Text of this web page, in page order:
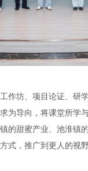
作坊、项目论证、研
为导向，将课堂所学
的甜蜜产业、池淮镇
式，推广到更人的视